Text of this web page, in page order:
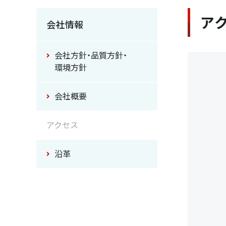
ア
会社情報
会社方針・品質方針・
環境方針
会社概要
アクセス
沿革